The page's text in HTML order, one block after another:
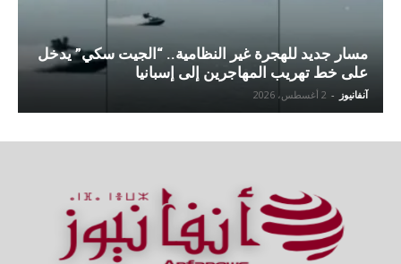
مسار جديد للهجرة غير النظامية.. “الجيت سكي” يدخل
على خط تهريب المهاجرين إلى إسبانيا
آنفانيوز - 2 أغسطس، 2026